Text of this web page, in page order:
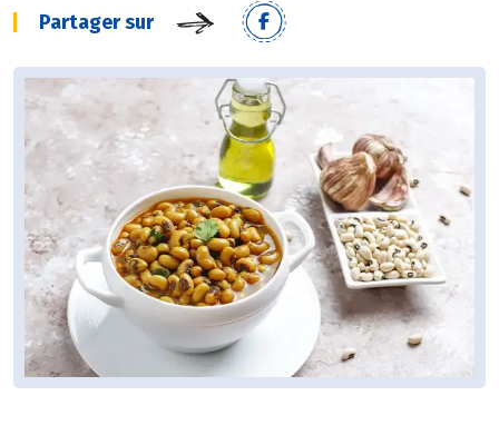
Partager sur